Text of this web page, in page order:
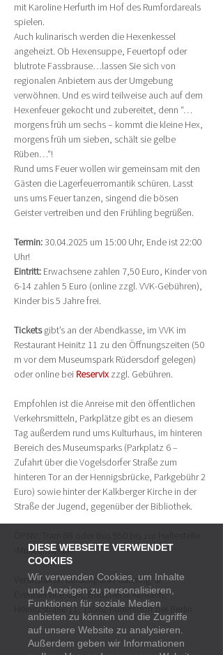
DIESE WEBSEITE VERWENDET
COOKIES
Wir verwenden Cookies, um Inhalte
und Anzeigen zu personalisieren,
Funktionen für soziale Medien
anbieten zu können und die Zugriffe
auf unsere Website zu analysieren.
Außerdem geben wir Informationen
mit Karoline Herfurth im Hof des Rumfordareals
spielen.
Auch kulinarisch werden die Hexenkessel
angeheizt. Ob Hexensuppe, Feuertopf oder
blutrote Fassbrause…lassen Sie sich von
regionalen Anbietern aus der Umgebung
verwöhnen. Und es wird teilweise auch auf dem
Hexenfeuer gekocht und zubereitet, denn “…
morgens früh um sechs – kommt die kleine Hex,
morgens früh um sieben, schält sie gelbe
Rüben…“!
Rund ums Feuer wollen wir gemeinsam mit den
Gästen die Lagerfeuerromantik schüren. Lasst
uns ums Feuer tanzen, singend die bösen
Geister vertreiben und den Frühling begrüßen.
Termin: 30.04.2025 um 15:00 Uhr, Ende ist 22:00
Uhr!
Eintritt: Erwachsene zahlen 7,50 Euro, Kinder von
6-14 zahlen 5 Euro (online zzgl. VVK-Gebühren),
Kinder bis 5 Jahre frei.
Tickets gibt’s an der Abendkasse, im VVK im
Restaurant Heinitz 11 zu den Öffnungszeiten (50
m vor dem Museumspark Rüdersdorf gelegen)
oder online bei Reservix zzgl. Gebühren.
Empfohlen ist die Anreise mit den öffentlichen
Verkehrsmitteln, Parkplätze gibt es an diesem
Tag außerdem rund ums Kulturhaus, im hinteren
Bereich des Museumsparks (Parkplatz 6 –
Zufahrt über die Vogelsdorfer Straße zum
hinteren Tor an der Hennigsbrücke, Parkgebühr 2
Euro) sowie hinter der Kalkberger Kirche in der
Straße der Jugend, gegenüber der Bibliothek.
›Museumspark‹
Veranstalter: aufdenpunkt Catering- &
Eventservice GbR, Böttcher & Altmann,
Heinitzstraße 11, 15562 Rüdersdorf bei Berlin